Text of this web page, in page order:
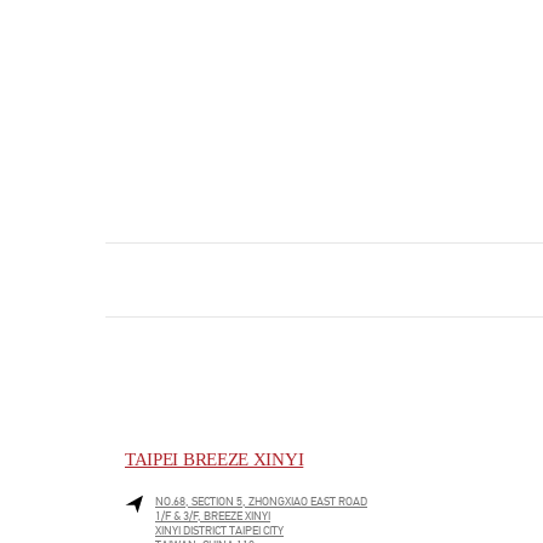
TAIPEI BREEZE XINYI
NO.68, SECTION 5, ZHONGXIAO EAST ROAD
1/F & 3/F, BREEZE XINYI
XINYI DISTRICTTAIPEI CITY